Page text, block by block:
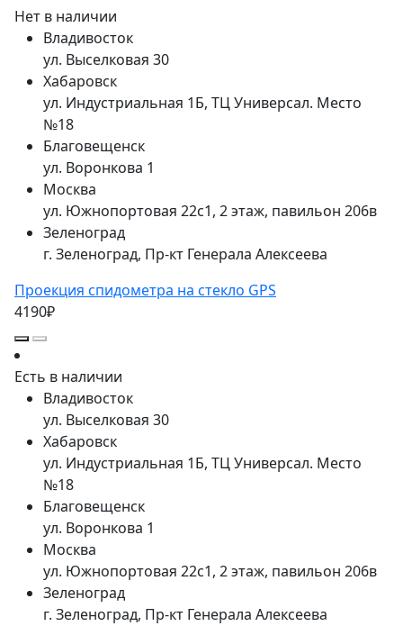
Нет в наличии
Владивосток
ул. Выселковая 30
Хабаровск
ул. Индустриальная 1Б, ТЦ Универсал. Место
№18
Благовещенск
ул. Воронкова 1
Москва
ул. Южнопортовая 22с1, 2 этаж, павильон 206в
Зеленоград
г. Зеленоград, Пр-кт Генерала Алексеева
Проекция спидометра на стекло GPS
4190₽
Есть в наличии
Владивосток
ул. Выселковая 30
Хабаровск
ул. Индустриальная 1Б, ТЦ Универсал. Место
№18
Благовещенск
ул. Воронкова 1
Москва
ул. Южнопортовая 22с1, 2 этаж, павильон 206в
Зеленоград
г. Зеленоград, Пр-кт Генерала Алексеева